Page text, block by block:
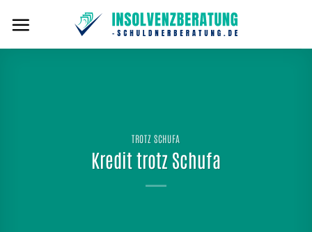
Inhalt
springen
TROTZ SCHUFA
Kredit trotz Schufa